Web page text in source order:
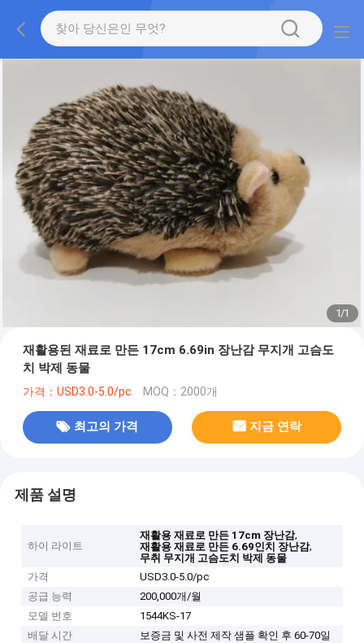
1/1
재활용된 재료로 만든 17cm 6.69in 장난감 무지개 고슴도
치 박제 동물
가격：USD3.0-5.0/pc MOQ：2000개
최고의 가격 지금 연락
제품 설명
하이 라이트
재활용 재료로 만든 17cm 장난감,
재활용 재료로 만든 6.69인치 장난감,
무취 무지개 고슴도치 박제 동물
가격
USD3.0-5.0/pc
공급 능력
200,000개/월
모델 번호
1544KS-17
배달 시간
보증금 및 사전 제작 샘플 확인 후 60-70일